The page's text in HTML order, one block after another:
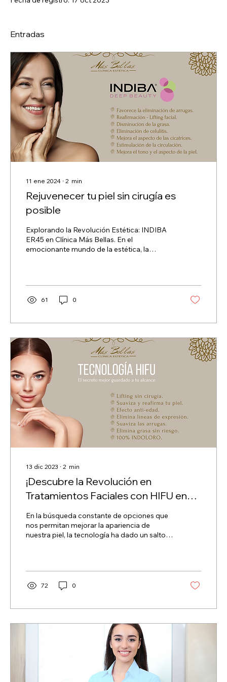
Entradas
11 ene 2024 ∙ 2 min
Rejuvenecer tu piel sin cirugía es
posible
Explorando la Revolución Estética: INDIBA
ER45 en Clínica Más Bellas. En el
emocionante mundo de la estética, la
61 0
13 dic 2023 ∙ 2 min
¡Descubre la Revolución en
Tratamientos Faciales con HIFU en
Más Bellas!
En la búsqueda constante de opciones que
nos permitan mejorar la apariencia de
nuestra piel, la tecnología ha dado un salto
72 0